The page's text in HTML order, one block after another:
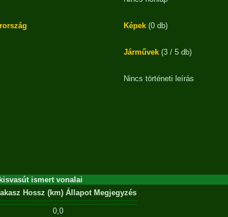
Képek(0 db)
Járművek(3 / 5 db)
Nincs történeti leírás
ismert vonalai
Hossz (km) Állapot Megjegyzés
0,0